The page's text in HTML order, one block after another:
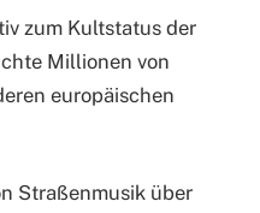
zum Kultstatus der
Millionen von
europäischen
Straßenmusik über